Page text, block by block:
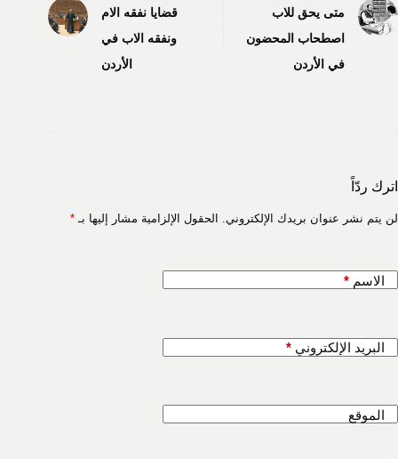
متى يحق للاب
اصطحاب المحضون
في الأردن
قضايا نفقه الام
ونفقه الاب في
الأردن
اترك ردّاً
لن يتم نشر عنوان بريدك الإلكتروني. الحقول الإلزامية مشار إليها بـ *
الاسم *
البريد الإلكتروني *
الموقع